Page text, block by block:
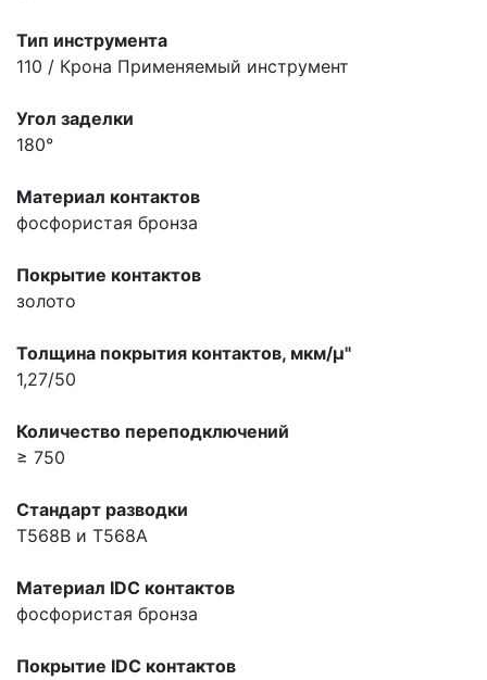
Тип инструмента
110 / Крона Применяемый инструмент
Угол заделки
180°
Материал контактов
фосфористая бронза
Покрытие контактов
золото
Толщина покрытия контактов, мкм/µ"
1,27/50
Количество переподключений
≥ 750
Стандарт разводки
T568B и T568A
Материал IDC контактов
фосфористая бронза
Покрытие IDC контактов